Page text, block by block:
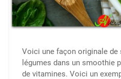
Voici une façon originale
légumes dans un smoothie
de vitamines. Voici un